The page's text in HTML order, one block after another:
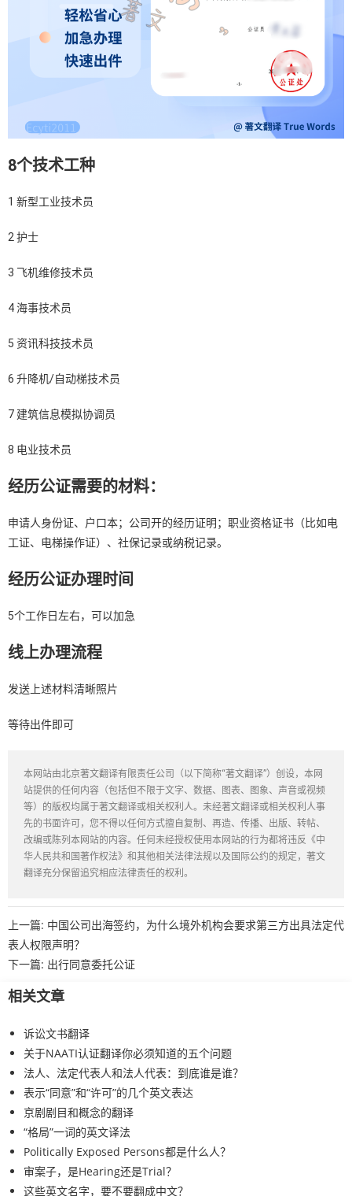
8个技术工种
1 新型工业技术员
2 护士
3 飞机维修技术员
4 海事技术员
5 资讯科技技术员
6 升降机/自动梯技术员
7 建筑信息模拟协调员
8 电业技术员
经历公证需要的材料：
申请人身份证、户口本；公司开的经历证明；职业资格证书（比如电
工证、电梯操作证）、社保记录或纳税记录。
经历公证办理时间
5个工作日左右，可以加急
线上办理流程
发送上述材料清晰照片
等待出件即可
本网站由北京著文翻译有限责任公司（以下简称“著文翻译”）创设，本网
站提供的任何内容（包括但不限于文字、数据、图表、图象、声音或视频
等）的版权均属于著文翻译或相关权利人。未经著文翻译或相关权利人事
先的书面许可，您不得以任何方式擅自复制、再造、传播、出版、转帖、
改编或陈列本网站的内容。任何未经授权使用本网站的行为都将违反《中
华人民共和国著作权法》和其他相关法律法规以及国际公约的规定，著文
翻译充分保留追究相应法律责任的权利。
上一篇: 中国公司出海签约，为什么境外机构会要求第三方出具法定代
表人权限声明？
下一篇: 出行同意委托公证
相关文章
诉讼文书翻译
关于NAATI认证翻译你必须知道的五个问题
法人、法定代表人和法人代表：到底谁是谁？
表示“同意”和“许可”的几个英文表达
京剧剧目和概念的翻译
“格局”一词的英文译法
Politically Exposed Persons都是什么人？
审案子，是Hearing还是Trial？
这些英文名字，要不要翻成中文？